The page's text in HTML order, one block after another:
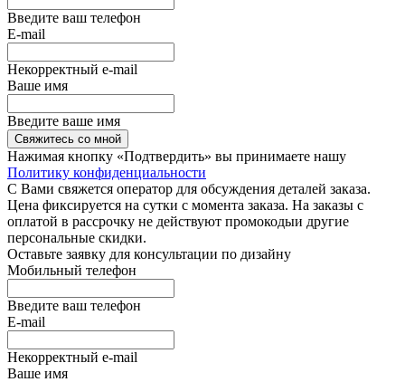
Введите ваш телефон
E-mail
Некорректный e-mail
Ваше имя
Введите ваше имя
Свяжитесь со мной
Нажимая кнопку «Подтвердить» вы принимаете нашу
Политику конфиденциальности
С Вами свяжется оператор для обсуждения деталей заказа.
Цена фиксируется на сутки с момента заказа. На заказы с
оплатой в рассрочку не действуют промокодыи другие
персональные скидки.
Оставьте заявку для консультации по дизайну
Мобильный телефон
Введите ваш телефон
E-mail
Некорректный e-mail
Ваше имя